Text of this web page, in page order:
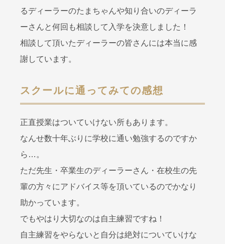
るディーラーのたまちゃんや知り合いのディーラ
ーさんと何回も相談して入学を決意しました！
相談して頂いたディーラーの皆さんには本当に感
謝しています。
スクールに通ってみての感想
正直授業はついていけない所もあります。
なんせ数十年ぶりに学校に通い勉強するのですか
ら…。
ただ先生・卒業生のディーラーさん・在校生の先
輩の方々にアドバイス等を頂いているのでかなり
助かっています。
でもやはり大切なのは自主練習ですね！
自主練習をやらないと自分は絶対についていけな